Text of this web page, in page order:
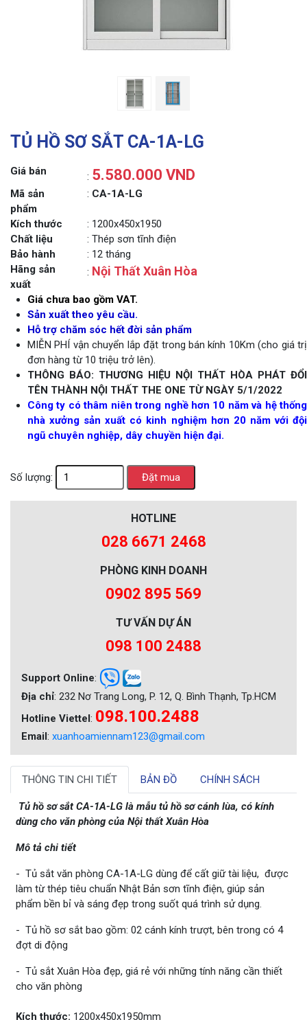
TỦ HỒ SƠ SẮT CA-1A-LG
Giá bán : 5.580.000 VND
Mã sản
phẩm
: CA-1A-LG
Kích thước
: 1200x450x1950
Chất liệu
: Thép sơn tĩnh điện
Bảo hành
: 12 tháng
Hãng sản
xuất
: Nội Thất Xuân Hòa
Giá chưa bao gồm VAT.
Sản xuất theo yêu cầu.
Hỗ trợ chăm sóc hết đời sản phẩm
MIỄN PHÍ vận chuyển lắp đặt trong bán kính 10Km (cho giá trị
đơn hàng từ 10 triệu trở lên).
THÔNG BÁO: THƯƠNG HIỆU NỘI THẤT HÒA PHÁT ĐỔI
TÊN THÀNH NỘI THẤT THE ONE TỪ NGÀY 5/1/2022
Công ty có thâm niên trong nghề hơn 10 năm và hệ thống
nhà xưởng sản xuất có kinh nghiệm hơn 20 năm với đội
ngũ chuyên nghiệp, dây chuyền hiện đại.
Số lượng:
HOTLINE
028 6671 2468
PHÒNG KINH DOANH
0902 895 569
TƯ VẤN DỰ ÁN
098 100 2488
Support Online:
Địa chỉ: 232 Nơ Trang Long, P. 12, Q. Bình Thạnh, Tp.HCM
Hotline Viettel: 098.100.2488
Email: xuanhoamiennam123@gmail.com
THÔNG TIN CHI TIẾT BẢN ĐỒ CHÍNH SÁCH
Tủ hồ sơ sắt CA-1A-LG là mẫu tủ hồ sơ cánh lùa, có kính
dùng cho văn phòng của Nội thất Xuân Hòa
Mô tả chi tiểt
- Tủ sắt văn phòng CA-1A-LG dùng để cất giữ tài liệu, được
làm từ thép tiêu chuẩn Nhật Bản sơn tĩnh điện, giúp sản
phẩm bền bỉ và sáng đẹp trong suốt quá trình sử dụng.
- Tủ hồ sơ sắt bao gồm: 02 cánh kính trượt, bên trong có 4
đợt di động
- Tủ sắt Xuân Hòa đẹp, giá rẻ với những tính năng cần thiết
cho văn phòng
Kích thước: 1200x450x1950mm